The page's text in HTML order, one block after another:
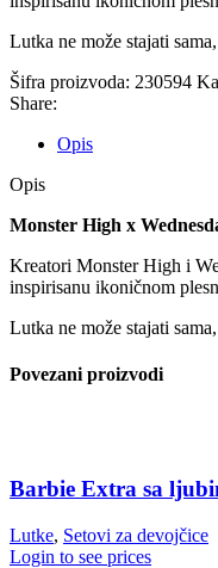
Lutka ne može stajati
Šifra proizvoda: 230594
Share:
Opis
Opis
Monster High x
Kreatori Monster High i
inspirisanu ikoničnom
Lutka ne može stajati
Povezani proizvodi
Barbie Extra sa
Lutke, Setovi za devojčice
Login to see prices